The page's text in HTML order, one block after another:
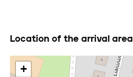
Location of the arrival area
+